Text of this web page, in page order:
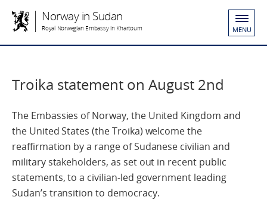
Norway in Sudan
Royal Norwegian Embassy in Khartoum MENU
Troika statement on August 2nd
The Embassies of Norway, the United Kingdom and
the United States (the Troika) welcome the
reaffirmation by a range of Sudanese civilian and
military stakeholders, as set out in recent public
statements, to a civilian-led government leading
Sudan’s transition to democracy.